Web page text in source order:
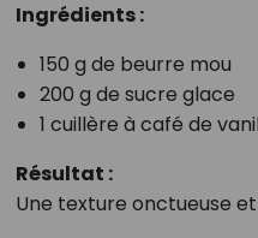
Ingrédients :
150 g de beurre mou
200 g de sucre glace
1 cuillère à café de
Résultat :
Une texture onctueuse